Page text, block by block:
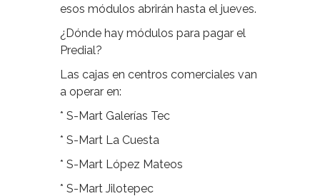
esos módulos abrirán hasta el jueves.
¿Dónde hay módulos para pagar el
Predial?
Las cajas en centros comerciales van
a operar en:
* S-Mart Galerías Tec
* S-Mart La Cuesta
* S-Mart López Mateos
* S-Mart Jilotepec